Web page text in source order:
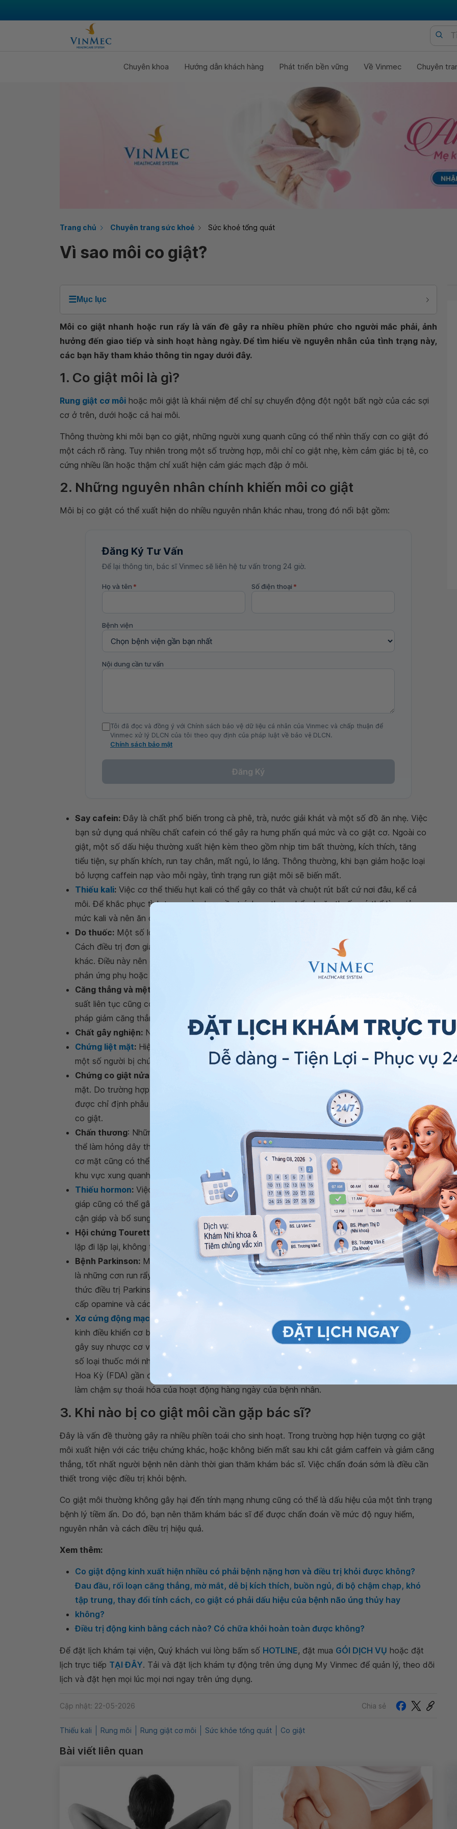
Chuyên khoa Hướng dẫn khách hàng Phát triển bền vững Về Vinmec Chuyên
Trang chủ Chuyên trang sức khoẻ Sức khoẻ tổng quát
Vì sao môi co giật?
☰Mục lục
Môi co giật nhanh hoặc run rẩy là vấn đề gây ra nhiều phiền phức cho người mắc phải, ảnh
hưởng đến giao tiếp và sinh hoạt hàng ngày. Để tìm hiểu về nguyên nhân của tình trạng này,
các bạn hãy tham khảo thông tin ngay dưới đây.
1. Co giật môi là gì?
Rung giật cơ môi hoặc môi giật là khái niệm để chỉ sự chuyển động đột ngột bất ngờ của các sợi
cơ ở trên, dưới hoặc cả hai môi.
Thông thường khi môi bạn co giật, những người xung quanh cũng có thể nhìn thấy cơn co giật đó
một cách rõ ràng. Tuy nhiên trong một số trường hợp, môi chỉ co giật nhẹ, kèm cảm giác bị tê, co
cứng nhiều lần hoặc thậm chí xuất hiện cảm giác mạch đập ở môi.
2. Những nguyên nhân chính khiến môi co giật
Môi bị co giật có thể xuất hiện do nhiều nguyên nhân khác nhau, trong đó nổi bật gồm:
Đăng Ký Tư Vấn
Để lại thông tin, bác sĩ Vinmec sẽ liên hệ tư vấn trong 24 giờ.
Họ và tên * Số điện thoại *
Bệnh viện
Nội dung cần tư vấn
Tôi đã đọc và đồng ý với Chính sách bảo vệ dữ liệu cá nhân của Vinmec và chấp thuận để
Vinmec xử lý DLCN của tôi theo quy định của pháp luật về bảo vệ DLCN.
Chính sách bảo mật
Đăng Ký
Say cafein: Đây là chất phổ biến trong cà phê, trà, nước giải khát và một số đồ ăn nhẹ. Việc
bạn sử dụng quá nhiều chất cafein có thể gây ra hưng phấn quá mức và co giật cơ. Ngoài co
giật, một số dấu hiệu thường xuất hiện kèm theo gồm nhịp tim bất thường, kích thích, tăng
tiểu tiện, sự phấn khích, run tay chân, mất ngủ, lo lắng. Thông thường, khi bạn giảm hoặc loại
bỏ lượng caffein nạp vào mỗi ngày, tình trạng run giật môi sẽ biến mất.
Thiếu kali: Việc cơ thể thiếu hụt kali có thể gây co thắt và chuột rút bất cứ nơi đâu, kể cả
môi. Để khắc phục tình trạng này, bạn cần tránh xa thực phẩm hoặc thuốc có thể làm giảm
mức kali và nên ăn chế độ ăn bổ sung kali.
Do thuốc: Một số loại thuốc có thể gây ra hiện tượng co giật cơ, như steroid và estrogen.
Cách điều trị đơn giản và hiệu quả nhất khi bị co giật do thuốc là chuyển sang dùng thuốc
khác. Điều này nên được thực hiện dưới sự giám sát của bác sĩ để tránh xuất hiện những
phản ứng phụ hoặc các biến chứng khác.
Căng thẳng và mệt mỏi:
suất liên tục cũng có thể gây ra triệu chứng này nhất thời. Bạn có thể áp dụng một số biện
pháp giảm căng thẳng, bao gồm yoga, thiền định.
Chất gây nghiện: Nêu sử dụng ma túy, rượu cũng có thể gây co giật trên khuôn mặt.
Chứng liệt mặt: Hiện tượng này gây ra sự yếu hoặc tê liệt của cơ mặt. Thực tế cũng có thấy
một số người bị chứng liệt mặt bẩm sinh có thể bị co giật đôi môi.
Chứng co giật nửa mặt:
mặt. Do trường hợp này hiếm gặp nên cần thăm khám và chẩn đoán kỹ. Bệnh nhân thường
được chỉ định phẫu thuật hoặc tiêm botox để đóng băng các cơ bị ảnh hưởng để ngăn chặn
co giật.
Chấn thương: Những người từng bị chấn thương trong quá khứ như tổn thương thân não có
thể làm hỏng dây thần kinh mặt dẫn đến việc cơ mặt co giật. Việc xuất hiện thương tích các
cơ mặt cũng có thể làm tổn thương dây thần kinh, dẫn đến tình trạng xuất hiện cơn co giật ở
khu vực xung quanh.
Thiếu hormon: Việc cơ thể mất cân bằng nội tiết tố do tuổi tác hoặc do bệnh suy tuyến cận
giáp cũng có thể gây chứng môi co giật. Trong trường hợp này cần tiến hành bổ sung hormon
cận giáp và bổ sung canxi và vitamin D.
Hội chứng Tourette:
Tình trạng này có thể gây ra các máy giật vận động, máy giật phát âm
lặp đi lặp lại, không thể kiểm soát.
Bệnh Parkinson: Môi co giật cũng có thể là dấu hiệu ban đầu của bệnh Parkinson, kèm theo
là những cơn run rẩy ở tay hoặc chân. Hiện chưa có phương pháp điều trị bệnh triệt để, cách
thức điều trị Parkinson thường liên quan đến việc ngăn chặn sự suy giảm thần kinh và cung
cấp opamine và các vitamin tăng cường thần kinh trong não.
Xơ cứng động mạch hoại tử (ALS)
: ALS là vấn đề thường gây ảnh hưởng đến các dây thần
kinh điều khiển cơ bắp tự nguyện. Do ở người có ALS, thần kinh bắt đầu chết đi nên có thể
gây suy nhược cơ và co giật. Hiện trên thế giới chưa có thuốc chữa cho ALS, tuy nhiên một
số loại thuốc mới như edaravone (Radicava) đã được Cục Quản lý Thực phẩm và Dược phẩm
Hoa Kỳ (FDA) gần đây chấp thuận, phê duyệt với mục tiêu có thể giúp điều trị bệnh ALS và
làm chậm sự thoái hóa của hoạt động hàng ngày của bệnh nhân.
3. Khi nào bị co giật môi cần gặp bác sĩ?
Đây là vấn đề thường gây ra nhiều phiền toái cho sinh hoạt. Trong trường hợp hiện tượng co giật
môi xuất hiện với các triệu chứng khác, hoặc không biến mất sau khi cắt giảm caffein và giảm căng
thẳng, tốt nhất người bệnh nên dành thời gian thăm khám bác sĩ. Việc chẩn đoán sớm là điều cần
thiết trong việc điều trị khỏi bệnh.
Co giật môi thường không gây hại đến tính mạng nhưng cũng có thể là dấu hiệu của một tình trạng
bệnh lý tiềm ẩn. Do đó, bạn nên thăm khám bác sĩ để được chẩn đoán về mức độ nguy hiểm,
nguyên nhân và cách điều trị hiệu quả.
Xem thêm:
Co giật động kinh xuất hiện nhiều có phải bệnh nặng hơn và điều trị khỏi được không?
Đau đầu, rối loạn căng thẳng, mờ mắt, dễ bị kích thích, buồn ngủ, đi bộ chậm chạp, khó
tập trung, thay đổi tính cách, co giật có phải dấu hiệu của bệnh não úng thủy hay
không?
Điều trị động kinh bằng cách nào? Có chữa khỏi hoàn toàn được không?
Để đặt lịch khám tại viện, Quý khách vui lòng bấm số HOTLINE, đặt mua GÓI DỊCH VỤ hoặc đặt
lịch trực tiếp TẠI ĐÂY. Tải và đặt lịch khám tự động trên ứng dụng My Vinmec để quản lý, theo dõi
lịch và đặt hẹn mọi lúc mọi nơi ngay trên ứng dụng.
Cập nhật: 22-05-2026 Chia sẻ
Thiếu kali Rung môi Rung giật cơ môi Sức khỏe tổng quát Co giật
Bài viết liên quan